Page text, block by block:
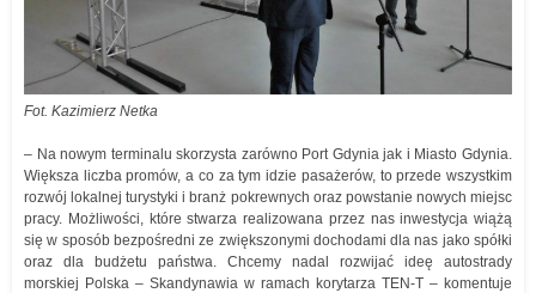
Fot. Kazimierz Netka
– Na nowym terminalu skorzysta zarówno Port Gdynia jak i Miasto Gdynia.
Większa liczba promów, a co za tym idzie pasażerów, to przede wszystkim
rozwój lokalnej turystyki i branż pokrewnych oraz powstanie nowych miejsc
pracy. Możliwości, które stwarza realizowana przez nas inwestycja wiążą
się w sposób bezpośredni ze zwiększonymi dochodami dla nas jako spółki
oraz dla budżetu państwa. Chcemy nadal rozwijać ideę autostrady
morskiej Polska – Skandynawia w ramach korytarza TEN-T – komentuje